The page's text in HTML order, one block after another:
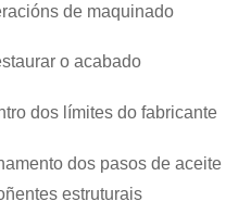
de maquinado
o acabado
dos límites do fabricante
dos pasos de aceite
estruturais